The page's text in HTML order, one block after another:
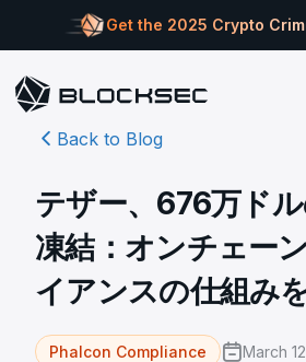
Get the 2025 Crypto
Back to Blog
テザー、676万ド
凍結：オンチェー
イアンスの仕組み
Phalcon Compliance March